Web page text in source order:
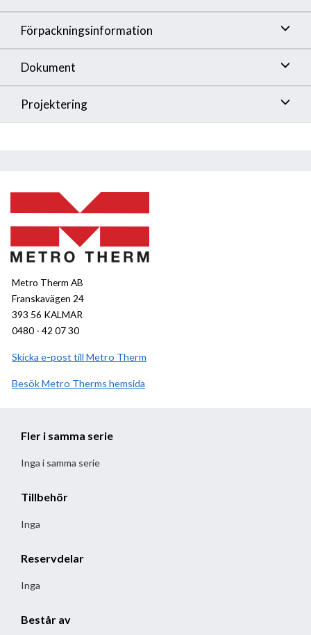
Förpackningsinformation
Dokument
Projektering
Metro Therm AB
Franskavägen 24
393 56 KALMAR
0480 - 42 07 30
Skicka e-post till Metro Therm
BesökMetro Therm hemsida
Fler i samma serie
Inga i samma serie
Tillbehör
Inga
Reservdelar
Inga
Består av